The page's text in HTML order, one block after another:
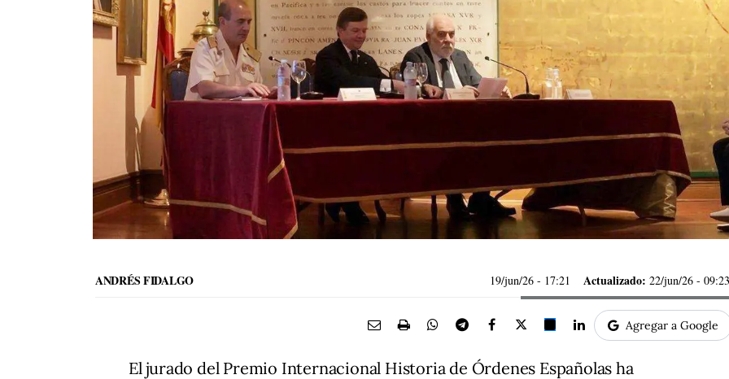
ANDRÉS FIDALGO 19/jun/26 - 17:21 Actualizado: 22/jun/26 - 09:23
Agregar a Google
El jurado del Premio Internacional Historia de Órdenes Españolas ha